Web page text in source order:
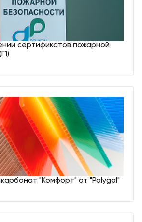
сертификатов пожарной
"Комфорт" от "Polygal"